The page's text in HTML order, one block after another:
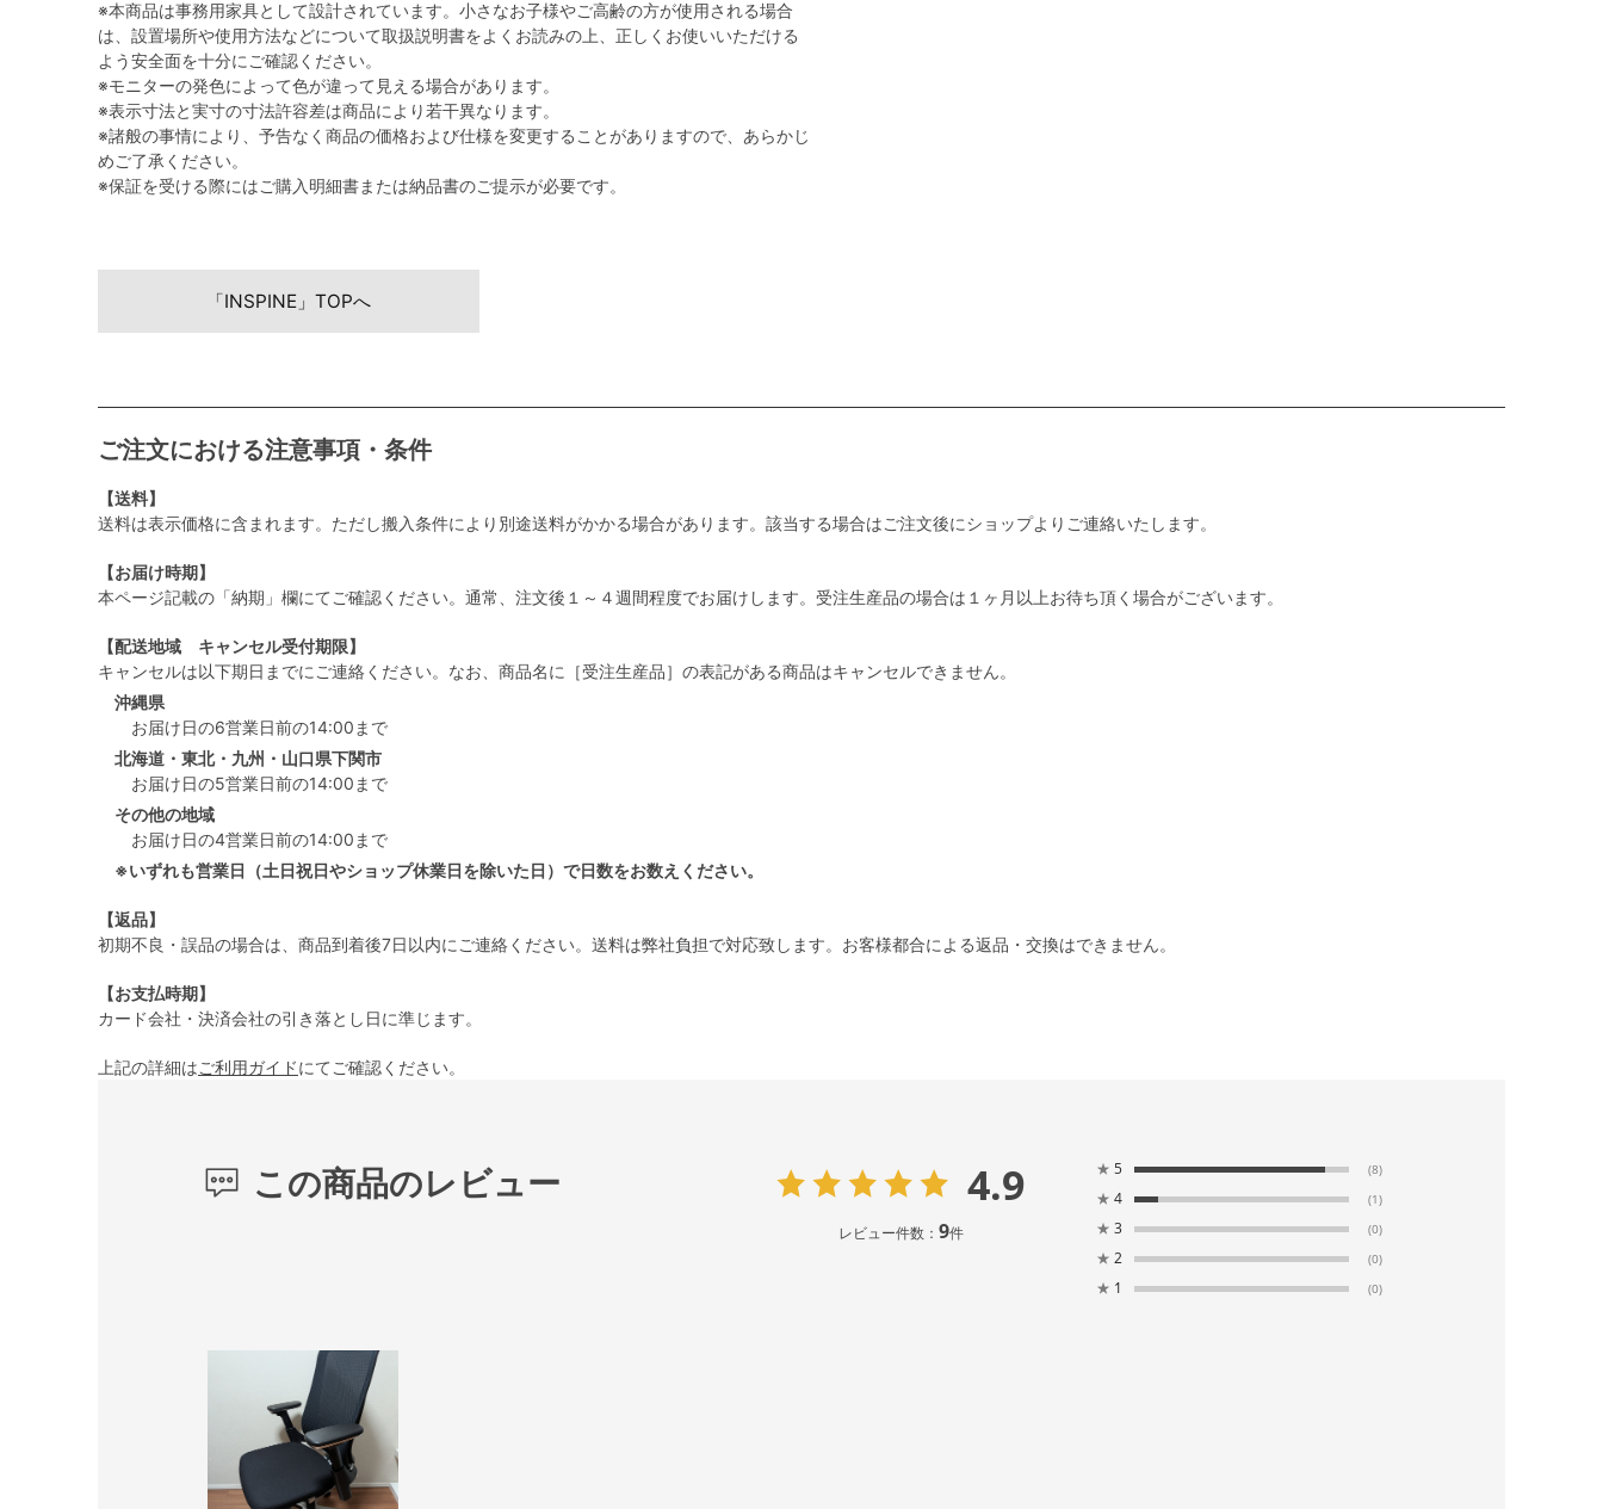
※本商品は事務用家具として設計されています。小さなお子様やご高齢の方が使用される場合
は、設置場所や使用方法などについて取扱説明書をよくお読みの上、正しくお使いいただける
よう安全面を十分にご確認ください。
※モニターの発色によって色が違って見える場合があります。
※表示寸法と実寸の寸法許容差は商品により若干異なります。
※諸般の事情により、予告なく商品の価格および仕様を変更することがありますので、あらかじ
めご了承ください。
※保証を受ける際にはご購入明細書または納品書のご提示が必要です。
「INSPINE」TOPへ
ご注文における注意事項・条件
【送料】
送料は表示価格に含まれます。ただし搬入条件により別途送料がかかる場合があります。該当する場合はご注文後にショップよりご連絡いたします。
【お届け時期】
本ページ記載の「納期」欄にてご確認ください。通常、注文後１～４週間程度でお届けします。受注生産品の場合は１ヶ月以上お待ち頂く場合がございます。
【配送地域 キャンセル受付期限】
キャンセルは以下期日までにご連絡ください。なお、商品名に［受注生産品］の表記がある商品はキャンセルできません。
沖縄県
お届け日の6営業日前の14:00まで
北海道・東北・九州・山口県下関市
お届け日の5営業日前の14:00まで
その他の地域
お届け日の4営業日前の14:00まで
※いずれも営業日（土日祝日やショップ休業日を除いた日）で日数をお数えください。
【返品】
初期不良・誤品の場合は、商品到着後7日以内にご連絡ください。送料は弊社負担で対応致します。お客様都合による返品・交換はできません。
【お支払時期】
カード会社・決済会社の引き落とし日に準じます。
上記の詳細はご利用ガイドにてご確認ください。
この商品のレビュー 4.9
レビュー件数： 9件
★ 5 (8)
★ 4 (1)
★ 3 (0)
★ 2 (0)
★ 1 (0)